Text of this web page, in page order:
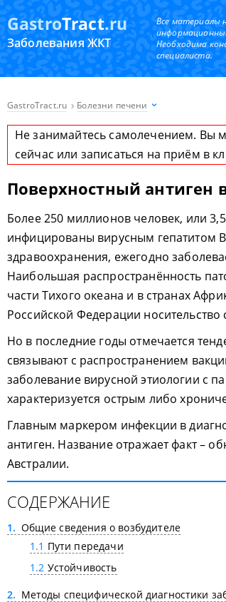
GastroTract.ru
Заболевания ЖКТ
Все материалы
Необходима
специалиста.
GastroTract.ru Болезни печени
Не занимайтесь самолечением. Вы
сейчас или записаться на приём в
Поверхностный антиген
Более 250 миллионов человек, или
инфицированы вирусным гепатитом
здравоохранения, ежегодно
Наибольшая распространённость
части Тихого океана и в странах
Российской Федерации носительство
Но в последние годы отмечается
связывают с распространением
заболевание вирусной этиологии с
характеризуется острым либо
Главным маркером инфекции в
антиген. Название отражает факт –
Австралии.
СОДЕРЖАНИЕ
1
Общие сведения о возбудителе
1.1 Пути передачи
1.2 Устойчивость
2
Методы специфической диагностики